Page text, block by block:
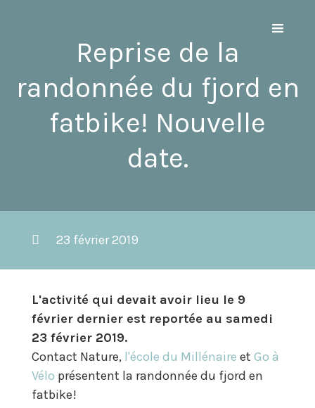
Reprise de la
randonnée du fjord en
fatbike! Nouvelle
date.
23 février 2019
L'activité qui devait avoir lieu le 9
février dernier est reportée au samedi
23 février 2019.
Contact Nature, l'école du Millénaire et Go à
Vélo présentent la randonnée du fjord en
fatbike!